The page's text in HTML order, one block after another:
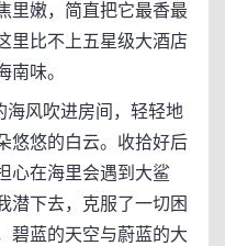
里嫩，简直把它最香最
里比不上五星级大酒店
南味。
风吹进房间，轻轻地
悠悠的白云。收拾好后
心在海里会遇到大鲨
潜下去，克服了一切困
碧蓝的天空与蔚蓝的大